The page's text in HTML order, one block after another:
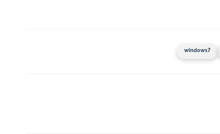
windows7